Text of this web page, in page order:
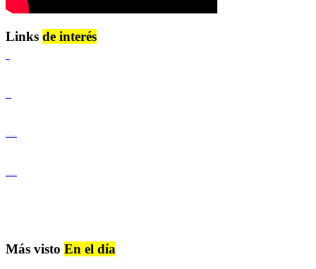
Links de interés
Más visto En el día